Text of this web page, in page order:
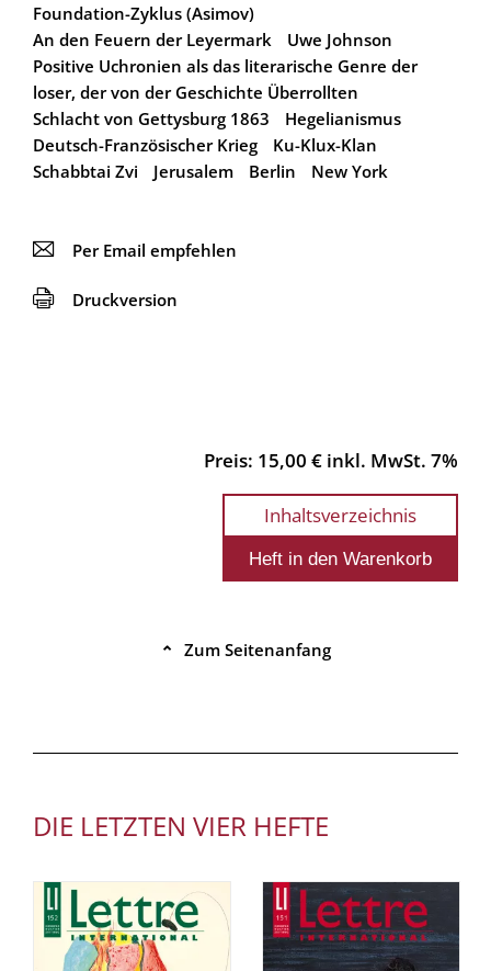
Foundation-Zyklus (Asimov)
An den Feuern der Leyermark
Uwe Johnson
Positive Uchronien als das literarische Genre der
loser, der von der Geschichte Überrollten
Schlacht von Gettysburg 1863
Hegelianismus
Deutsch-Französischer Krieg
Ku-Klux-Klan
Schabbtai Zvi
Jerusalem Berlin New York
📧 Per Email empfehlen
🖨 Druckversion
Preis: 15,00 € inkl. MwSt. 7%
Inhaltsverzeichnis
⌃ Zum Seitenanfang
DIE LETZTEN VIER HEFTE